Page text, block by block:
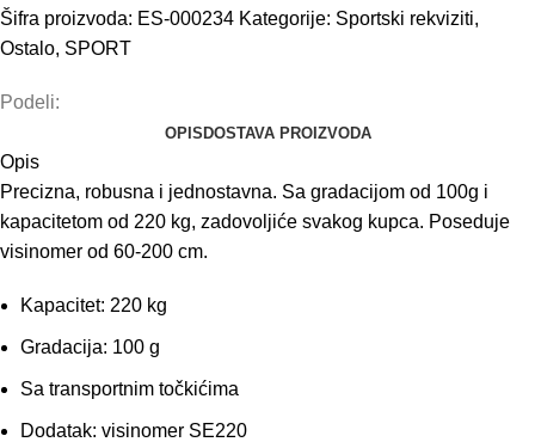
Šifra proizvoda: ES-000234 Kategorije: Sportski rekviziti,
Ostalo, SPORT
Podeli:
OPISDOSTAVA PROIZVODA
Opis
Precizna, robusna i jednostavna. Sa gradacijom od 100g i
kapacitetom od 220 kg, zadovoljiće svakog kupca. Poseduje
visinomer od 60-200 cm.
Kapacitet: 220 kg
Gradacija: 100 g
Sa transportnim točkićima
Dodatak: visinomer SE220